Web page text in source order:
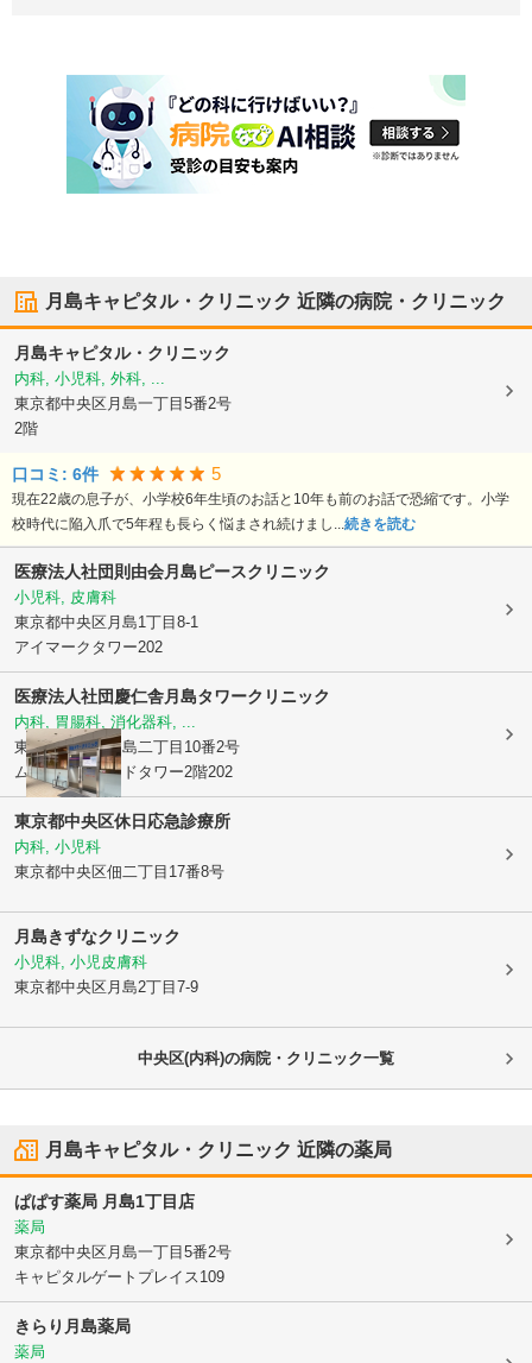
月島キャピタル・クリニック 近隣の病院・クリニック
月島キャピタル・クリニック
内科, 小児科, 外科, ...
東京都中央区 月島一丁目5番2号
2階
口コミ: 6件 5
現在22歳の息子が、小学校6年生頃のお話と10年も前のお話で恐縮です。小学
校時代に陥入爪で5年程も長らく悩まされ続けまし...続きを読む
医療法人社団則由会月島ピースクリニック
小児科, 皮膚科
東京都中央区 月島1丁目8-1
アイマークタワー202
医療法人社団慶仁舎月島タワークリニック
内科, 胃腸科, 消化器科, ...
東京都中央区月島二丁目10番2号
ムーンアイランドタワー2階202
東京都中央区休日応急診療所
内科, 小児科
東京都中央区佃二丁目17番8号
月島きずなクリニック
小児科, 小児皮膚科
東京都中央区 月島2丁目7-9
中央区(内科)の病院・クリニック一覧
月島キャピタル・クリニック 近隣の薬局
ぱぱす薬局 月島1丁目店
薬局
東京都中央区 月島一丁目5番2号
キャピタルゲートプレイス109
きらり月島薬局
薬局